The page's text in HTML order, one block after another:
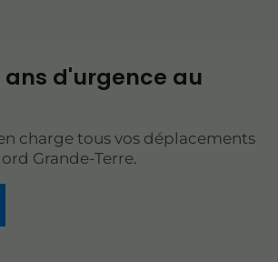
ans d'urgence au
charge tous vos déplacements
Grande-Terre.